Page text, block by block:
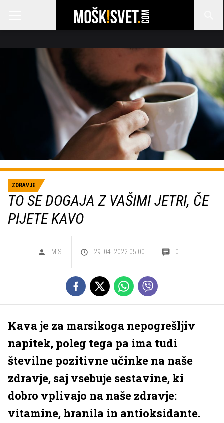
ZDRAVJE
TO SE DOGAJA Z VAŠIMI JETRI, ČE
PIJETE KAVO
M.S. 29. 04. 2022 05.00 0
Kava je za marsikoga nepogrešljiv
napitek, poleg tega pa ima tudi
številne pozitivne učinke na naše
zdravje, saj vsebuje sestavine, ki
dobro vplivajo na naše zdravje:
vitamine, hranila in antioksidante.